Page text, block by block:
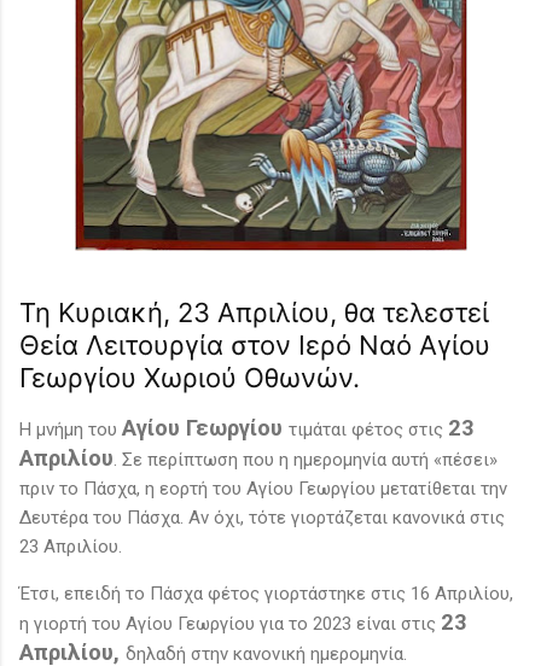
Τη Κυριακή, 23 Απριλίου, θα τελεστεί
Θεία Λειτουργία στον Ιερό Ναό Αγίου
Γεωργίου Χωριού Οθωνών.
Η μνήμη του Αγίου Γεωργίου τιμάται φέτος στις 23
Απριλίου. Σε περίπτωση που η ημερομηνία αυτή «πέσει»
πριν το Πάσχα, η εορτή του Αγίου Γεωργίου μετατίθεται την
Δευτέρα του Πάσχα. Αν όχι, τότε γιορτάζεται κανονικά στις
23 Απριλίου.
Έτσι, επειδή το Πάσχα φέτος γιορτάστηκε στις 16 Απριλίου,
η γιορτή του Αγίου Γεωργίου για το 2023 είναι στις 23
Απριλίου, δηλαδή στην κανονική ημερομηνία.